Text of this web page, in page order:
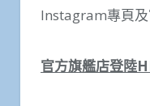
Instagram專頁及
官方旗艦店登陸